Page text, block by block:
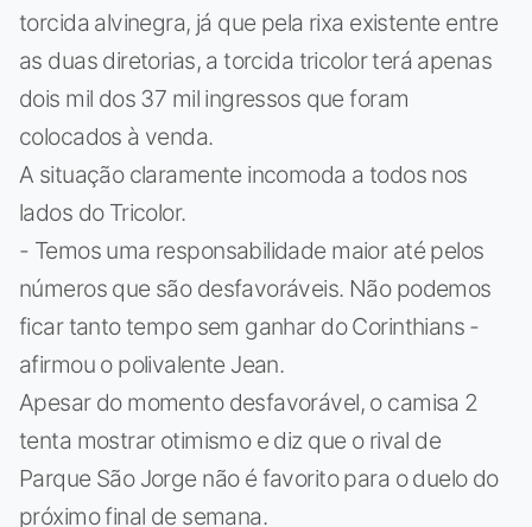
torcida alvinegra, já que pela rixa existente entre
as duas diretorias, a torcida tricolor terá apenas
dois mil dos 37 mil ingressos que foram
colocados à venda.
A situação claramente incomoda a todos nos
lados do Tricolor.
- Temos uma responsabilidade maior até pelos
números que são desfavoráveis. Não podemos
ficar tanto tempo sem ganhar do Corinthians -
afirmou o polivalente Jean.
Apesar do momento desfavorável, o camisa 2
tenta mostrar otimismo e diz que o rival de
Parque São Jorge não é favorito para o duelo do
próximo final de semana.